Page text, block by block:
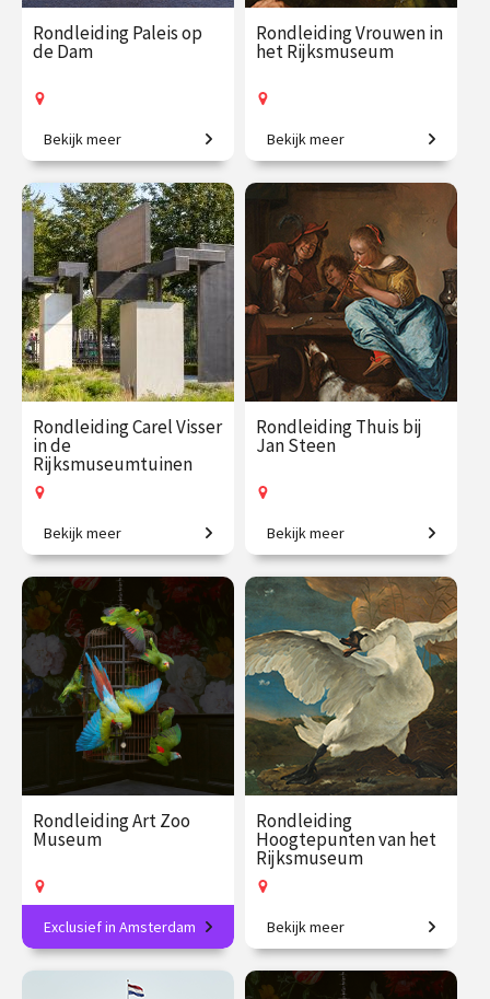
Rondleiding Paleis op
de Dam
Kom mee en ontdek het
mooiste stadhuis van de
Gouden Eeuw!
€ 27.50
vanaf 12
aug.
Op locatie
Bekijk meer
Rondleiding Vrouwen in
het Rijksmuseum
Van legendarische heldinnen
tot regentessen.
€ 27.50
vanaf 19
aug.
Op locatie
Bekijk meer
Rondleiding Carel Visser
in de
Rijksmuseumtuinen
De stille kracht van vorm.
€ 27.50
vanaf 14
aug.
Op locatie
Bekijk meer
Rondleiding Thuis bij
Jan Steen
400 jaar leven in de
brouwerij.
vanaf 7
aug.
Op locatie
Bekijk meer
Rondleiding Art Zoo
Museum
Ontdek het nieuwste
museum in Amsterdam!
Exclusief in Amsterdam
Rondleiding
Hoogtepunten van het
Rijksmuseum
Dwars door de schatkamer
van het Rijksmuseum.
Bekijk meer